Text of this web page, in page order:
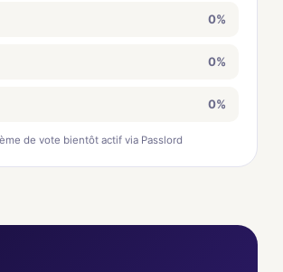
0%
0%
0%
de vote bientôt actif via Passlord